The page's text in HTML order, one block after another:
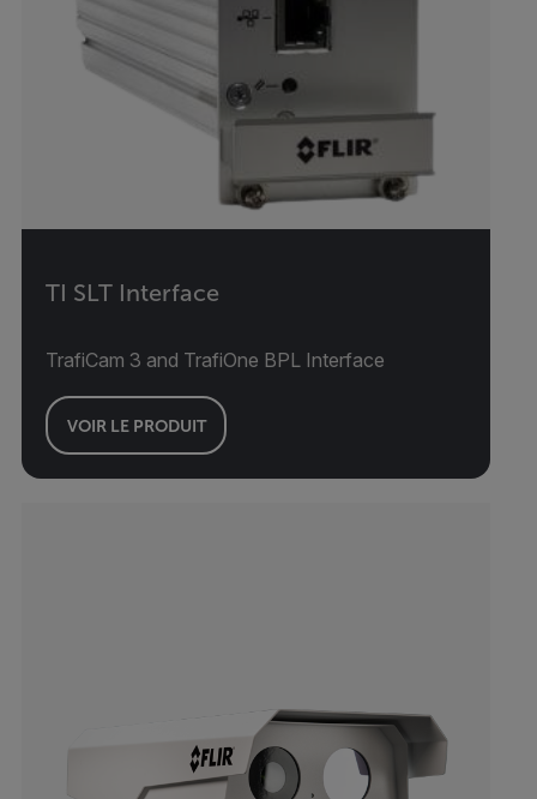
TI SLT Interface
TrafiCam 3 and TrafiOne BPL Interface
VOIR LE PRODUIT